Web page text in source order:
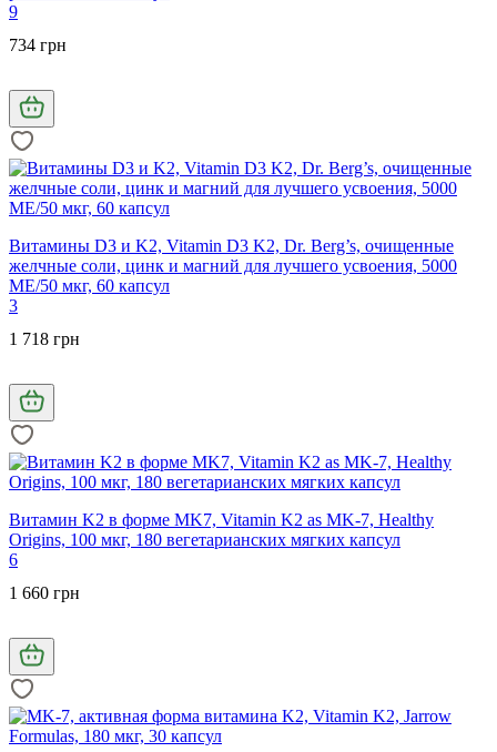
9
734 грн
Витамины D3 и K2, Vitamin D3 K2, Dr. Berg’s, очищенные
желчные соли, цинк и магний для лучшего усвоения, 5000
МЕ/50 мкг, 60 капсул
3
1 718 грн
Витамин K2 в форме MK7, Vitamin K2 as MK-7, Healthy
Origins, 100 мкг, 180 вегетарианских мягких капсул
6
1 660 грн